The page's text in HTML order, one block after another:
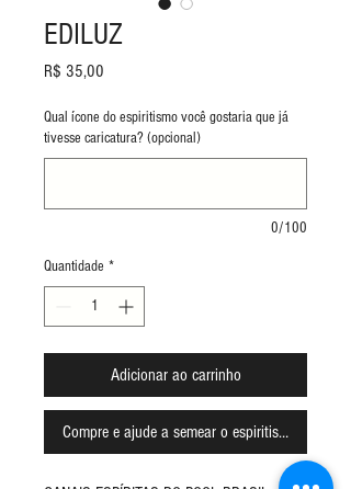
EDILUZ
R$ 35,00
Qual ícone do espiritismo você gostaria que já
tivesse caricatura? (opcional)
0/100
Quantidade *
Adicionar ao carrinho
Compre e ajude a semear o espiritismo!